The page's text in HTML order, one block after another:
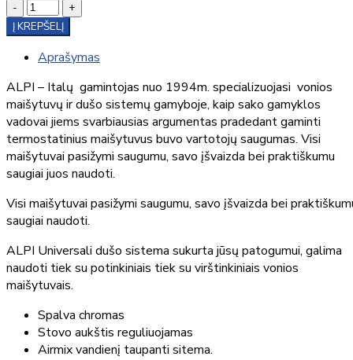
-
+
Į KREPŠELĮ
Aprašymas
ALPI – Italų gamintojas nuo 1994m. specializuojasi vonios
maišytuvų ir dušo sistemų gamyboje, kaip sako gamyklos
vadovai jiems svarbiausias argumentas pradedant gaminti
termostatinius maišytuvus buvo vartotojų saugumas. Visi
maišytuvai pasižymi saugumu, savo įšvaizda bei praktiškumu
saugiai juos naudoti.
Visi maišytuvai pasižymi saugumu, savo įšvaizda bei
saugiai naudoti.
ALPI Universali dušo sistema sukurta jūsų patogumui, galima
naudoti tiek su potinkiniais tiek su virštinkiniais vonios
maišytuvais.
Spalva chromas
Stovo aukštis reguliuojamas
Airmix vandienį taupanti sitema.